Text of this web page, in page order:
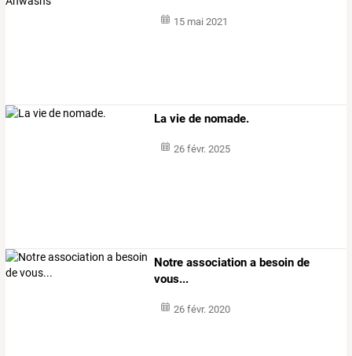
15 mai 2021
La vie de nomade.
26 févr. 2025
Notre association a besoin de
vous...
26 févr. 2020